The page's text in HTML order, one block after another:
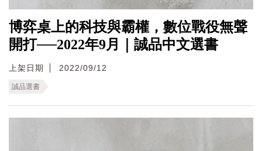
博弈桌上的科技與霸權，數位戰役無聲
開打──2022年9月｜誠品中文選書
上架日期 2022/09/12
誠品選書